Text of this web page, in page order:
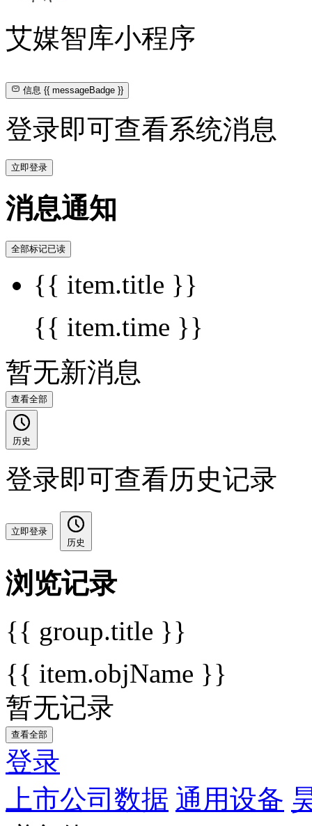
艾媒智库小程序
信息{{ messageBadge }}
登录即可查看系统消息
立即登录
消息通知
全部标记已读
{{ item.title }}
{{ item.time }}
暂无新消息
查看全部
历史
登录即可查看历史记录
立即登录
历史
浏览记录
{{ group.title }}
{{ item.objName }}
暂无记录
查看全部
登录
上市公司数据 通用设备